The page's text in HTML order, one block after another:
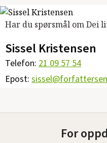
Har du spørsmål om Dei
Sissel Kristensen
Telefon: 21 09 57 54
Epost:
For